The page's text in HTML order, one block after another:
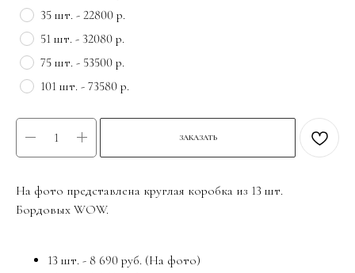
35 шт. - 22800 р.
51 шт. - 32080 р.
75 шт. - 53500 р.
101 шт. - 73580 р.
ЗАКАЗАТЬ
На фото представлена круглая коробка из 13 шт.
Бордовых WOW.
13 шт. - 8 690 руб. (На фото)